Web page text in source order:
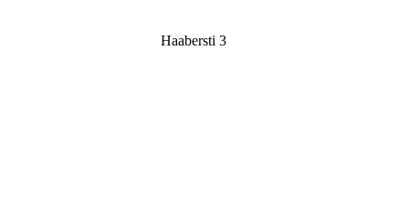
Haabersti 3